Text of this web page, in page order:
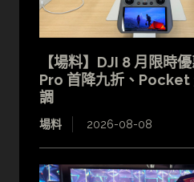
【場料】DJI 8 月限時
Pro 首降九折、Pocket
調
場料 2026-08-08